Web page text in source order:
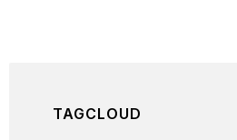
TAGCLOUD